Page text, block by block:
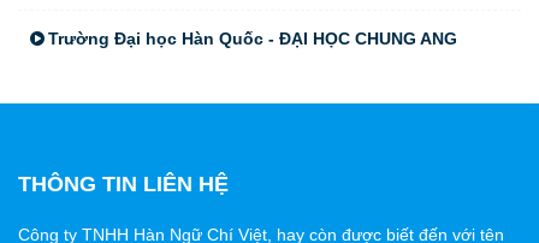
Trường Đại học Hàn Quốc - ĐẠI HỌC CHUNG ANG
THÔNG TIN LIÊN HỆ
Công ty TNHH Hàn Ngữ Chí Việt, hay còn được biết đến với tên